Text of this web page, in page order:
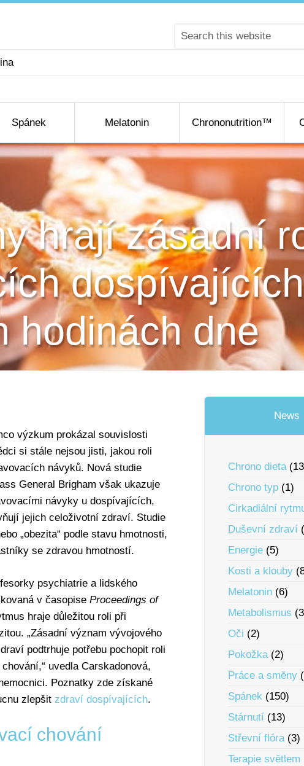
Spánek Melatonin Chrononutrition™
hrají zásadní
hodinách dne
výzkum prokázal souvislosti
si stále nejsou jisti, jakou roli
návyků. Nová studie
General Brigham však ukazuje
návyky u dospívajících,
jejich celoživotní zdraví. Studie
„obezita“ podle stavu hmotnosti,
se zdravou hmotností.
psychiatrie a lidského
v časopise Proceedings of
hraje důležitou roli při
„Zásadní význam vývojového
podtrhuje potřebu pochopit roli
uvedla Carskadonová,
Poznatky zde získané
zlepšit zdraví dospívajících.
chování
News
Chrono dieta
Chrono typ (1)
Cirkadiální
Duševní zdraví
Energie (5)
Kosti a klouby
Melatonin (6)
Metabolismus
Oči (2)
Pokožka(2)
Práce a smĕny
Spánek (150)
Stárnutí (13)
Střevní flóra(3)
Terapie svĕtlem